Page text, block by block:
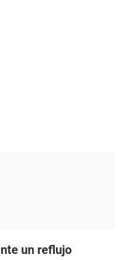
un reflujo